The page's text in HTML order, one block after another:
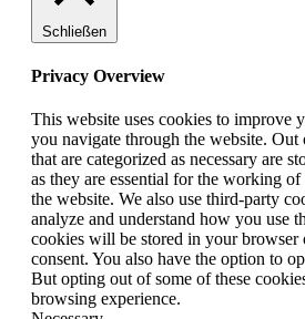
Schließen
Privacy Overview
This website uses cookies to improve
you navigate through the website. Out
that are categorized as necessary are
as they are essential for the working
the website. We also use third-party
analyze and understand how you use
cookies will be stored in your
consent. You also have the option to
But opting out of some of these
browsing experience.